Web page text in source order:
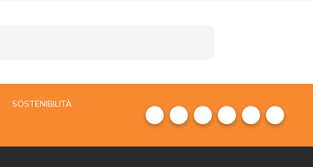
SOSTENIBILITÀ